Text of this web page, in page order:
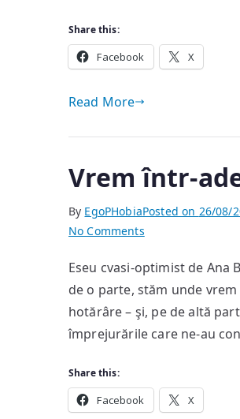
Share this:
Facebook X
Read More
Vrem într-
By EgoPHobiaPosted on 26/08/
No Commentson
într-
adevăr
să
trăim
Eseu cvasi-optimist de
de o parte, stăm unde
hotărâre – şi, pe de altă
împrejurările care ne-au
Share this:
Facebook X